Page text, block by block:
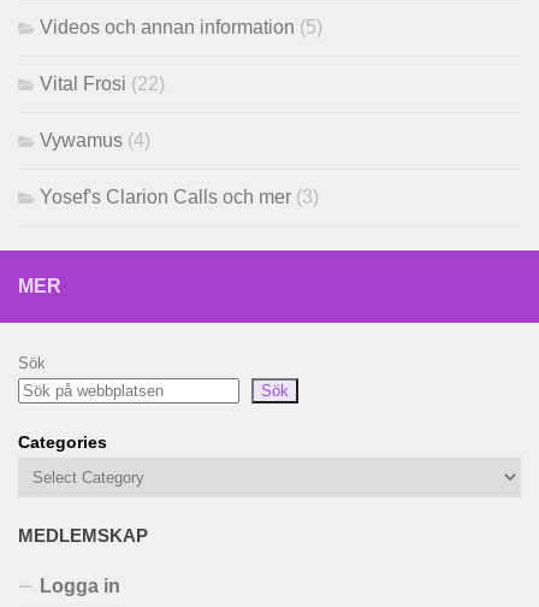
Videos och annan information (5)
Vital Frosi (22)
Vywamus (4)
Yosef's Clarion Calls och mer (3)
MER
Sök
Sök
Categories
MEDLEMSKAP
Logga in